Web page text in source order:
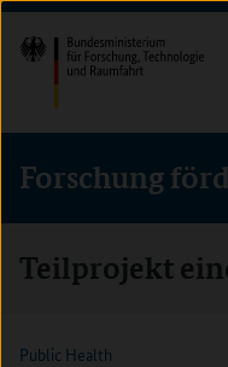
Direkt
zum
Inhalt
(Eingabetaste)
Direkt
zum
Hauptmenu
(Eingabetaste)
Direkt
zur
Suche
(Eingabetaste)
Forschung
Teilprojekt
Public Health